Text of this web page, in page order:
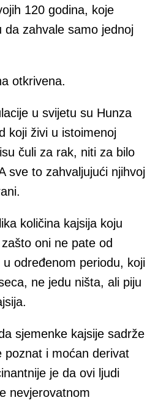
120 godina, koje
da zahvale samo jednoj
otkrivena.
u svijetu su Hunza
koji živi u istoimenoj
čuli za rak, niti za bilo
sve to zahvaljujući njihvoj
količina kajsija koju
oni ne pate od
određenom periodu, koji
ne jedu ništa, ali piju
sjemenke kajsije sadrže
poznat i moćan derivat
je da ovi ljudi
nevjerovatnom